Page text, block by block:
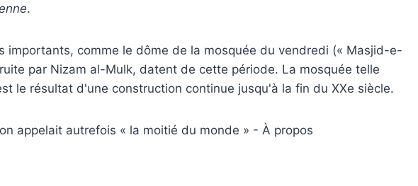
.
importants, comme le dôme de la mosquée du vendredi (« Masjid-e-
par Nizam al-Mulk, datent de cette période. La mosquée telle
le résultat d'une construction continue jusqu'à la fin du XXe siècle.